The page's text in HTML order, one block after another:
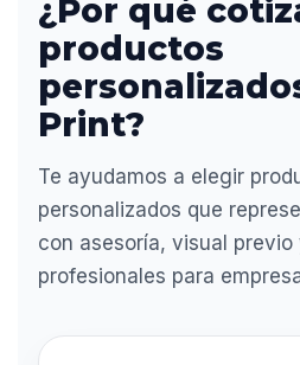
¿Por qué
productos
Print?
Te ayudamos a elegir
personalizados que
con asesoría, visual previo
profesionales para